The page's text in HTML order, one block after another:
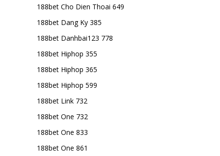
188bet Cho Dien Thoai 649
188bet Dang Ky 385
188bet Danhbai123 778
188bet Hiphop 355
188bet Hiphop 365
188bet Hiphop 599
188bet Link 732
188bet One 732
188bet One 833
188bet One 861